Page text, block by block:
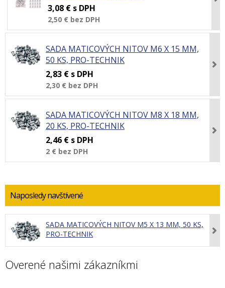
3,08 € s DPH
2,50 € bez DPH
SADA MATICOVÝCH NITOV M6 X 15 MM,
50 KS, PRO-TECHNIK
2,83 € s DPH
2,30 € bez DPH
SADA MATICOVÝCH NITOV M8 X 18 MM,
20 KS, PRO-TECHNIK
2,46 € s DPH
2 € bez DPH
Naposledy navštívené
SADA MATICOVÝCH NITOV M5 X 13 MM, 50 KS,
PRO-TECHNIK
Overené našimi zákazníkmi